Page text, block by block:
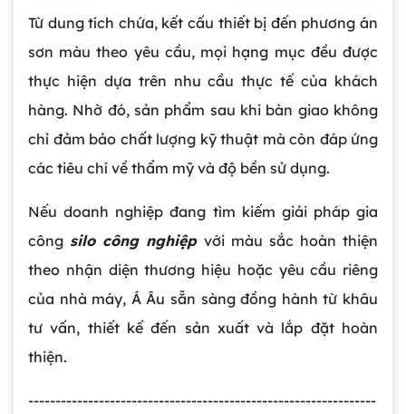
Từ dung tích chứa, kết cấu thiết bị đến phương án
sơn màu theo yêu cầu, mọi hạng mục đều được
thực hiện dựa trên nhu cầu thực tế của khách
hàng. Nhờ đó, sản phẩm sau khi bàn giao không
chỉ đảm bảo chất lượng kỹ thuật mà còn đáp ứng
các tiêu chí về thẩm mỹ và độ bền sử dụng.
Nếu doanh nghiệp đang tìm kiếm giải pháp gia
côngsilo công nghiệpvới màu sắc hoàn thiện
theo nhận diện thương hiệu hoặc yêu cầu riêng
của nhà máy, Á Âu sẵn sàng đồng hành từ khâu
tư vấn, thiết kế đến sản xuất và lắp đặt hoàn
thiện.
----------------------------------------------------------------
Gia công bồn khuấy, silo chứa nguyên liệu
tại công ty Á Âu
Bồn khuấy công nghiệp là gì? Ứng dụng, cấu
Bồn Khuấy Phụ Gia Sơn - Giải Pháp Tối Ưu
Cho Ngành Sơn Phủ
Dự án máy khuấy trộn bồn bể công nghiệp